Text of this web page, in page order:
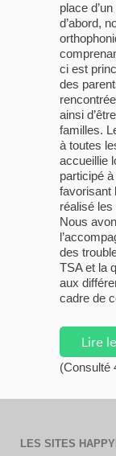
place
d’abord,
ci est
des
ainsi
familles.
à toutes
accueillie
participé
favorisant
réalisé
Nous
des
TSA et la
aux
cadre de
Lire
(Consulté
LES SITES